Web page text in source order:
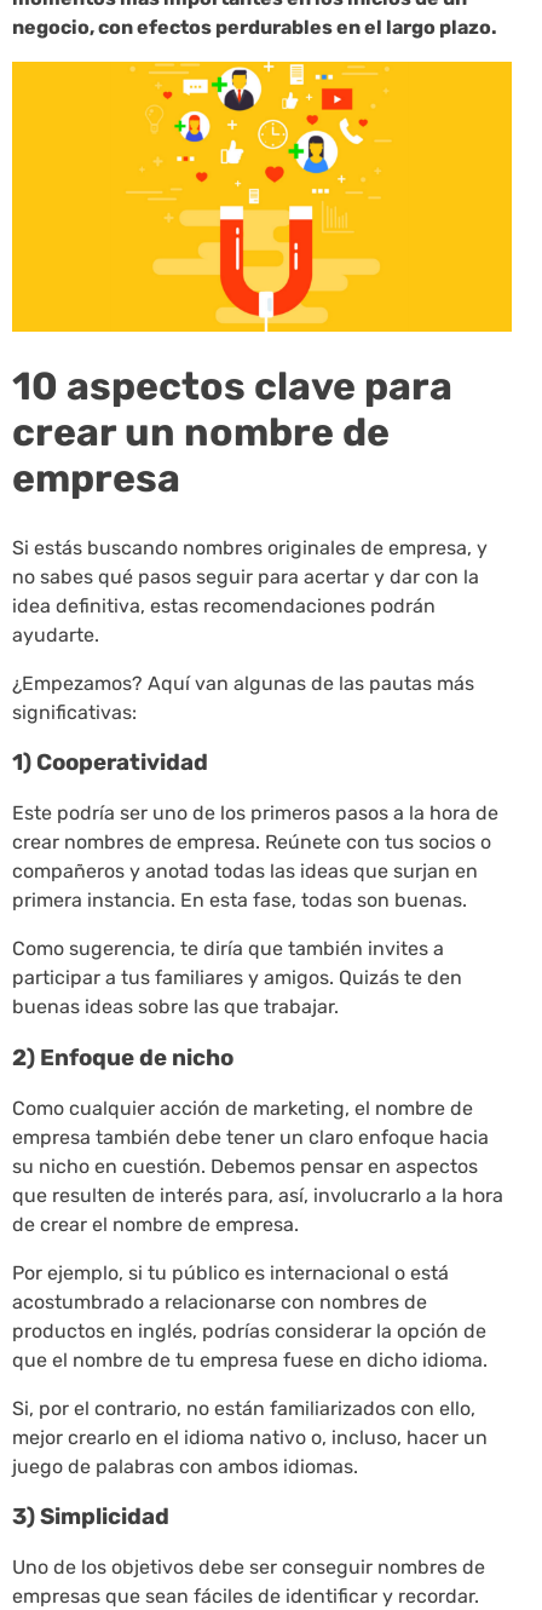
negocio, con efectos perdurables en el largo plazo.
10 aspectos clave para
crear un nombre de
empresa
Si estás buscando nombres originales de empresa, y
no sabes qué pasos seguir para acertar y dar con la
idea definitiva, estas recomendaciones podrán
ayudarte.
¿Empezamos? Aquí van algunas de las pautas más
significativas:
1) Cooperatividad
Este podría ser uno de los primeros pasos a la hora de
crear nombres de empresa. Reúnete con tus socios o
compañeros y anotad todas las ideas que surjan en
primera instancia. En esta fase, todas son buenas.
Como sugerencia, te diría que también invites a
participar a tus familiares y amigos. Quizás te den
buenas ideas sobre las que trabajar.
2) Enfoque de nicho
Como cualquier acción de marketing, el nombre de
empresa también debe tener un claro enfoque hacia
su nicho en cuestión. Debemos pensar en aspectos
que resulten de interés para, así, involucrarlo a la hora
de crear el nombre de empresa.
Por ejemplo, si tu público es internacional o está
acostumbrado a relacionarse con nombres de
productos en inglés, podrías considerar la opción de
que el nombre de tu empresa fuese en dicho idioma.
Si, por el contrario, no están familiarizados con ello,
mejor crearlo en el idioma nativo o, incluso, hacer un
juego de palabras con ambos idiomas.
3) Simplicidad
Uno de los objetivos debe ser conseguir nombres de
empresas que sean fáciles de identificar y recordar.